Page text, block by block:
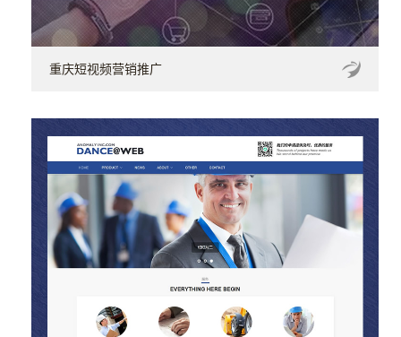
重庆短视频营销推广